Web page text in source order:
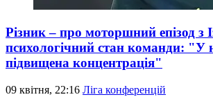
Різник – про моторшний епізод з
психологічний стан команди: "У
підвищена концентрація"
09 квітня, 22:16 Ліга конференцій